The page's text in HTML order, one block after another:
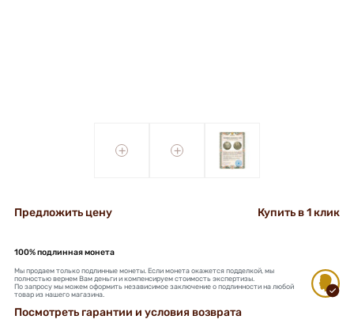
+ +
Предложить цену Купить в 1 клик
100% подлинная монета
Мы продаем только подлинные монеты. Если монета окажется подделкой, мы
полностью вернем Вам деньги и компенсируем стоимость экспертизы.
По запросу мы можем оформить независимое заключение о подлинности на любой
товар из нашего магазина.
Посмотреть гарантии и условия возврата